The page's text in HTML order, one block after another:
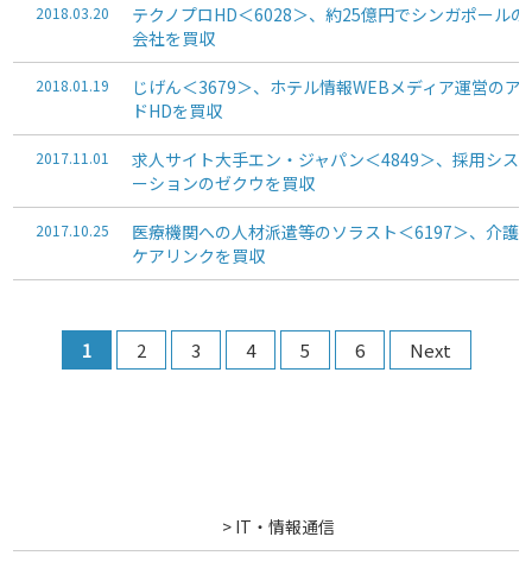
2018.03.20
テクノプロHD＜6028＞、約25億円でシンガポール
会社を買収
2018.01.19
じげん＜3679＞、ホテル情報WEBメディア運営のア
ドHDを買収
2017.11.01
求人サイト大手エン・ジャパン＜4849＞、採用シス
ーションのゼクウを買収
2017.10.25
医療機関への人材派遣等のソラスト＜6197＞、介護
ケアリンクを買収
1 2 3 4 5 6 Next
> IT・情報通信